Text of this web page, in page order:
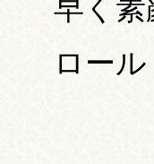
早く
ロール